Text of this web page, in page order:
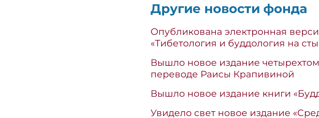
Другие новости фонда
Опубликована электронная
«Тибетология и буддология на
Вышло новое издание
переводе Раисы Крапивиной
Вышло новое издание книги
Увидело свет новое издание